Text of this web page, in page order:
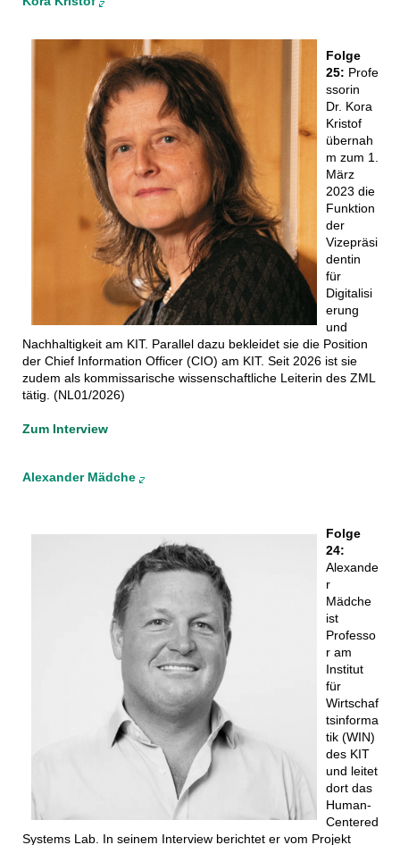
eine Anmeldung erforderlich.
Folge
25: Profe
ssorin
Dr. Kora
Kristof
übernah
m zum 1.
März
2023 die
Funktion
der
Vizepräsi
dentin
für
Digitalisi
erung
und
Nachhaltigkeit am KIT. Parallel dazu bekleidet sie die Position
der Chief Information Officer (CIO) am KIT. Seit 2026 ist sie
zudem als kommissarische wissenschaftliche Leiterin des ZML
tätig. (NL01/2026)
Zum Interview
Alexander Mädche
Folge
24:
Alexande
r
Mädche
ist
Professo
r am
Institut
für
Wirtschaf
tsinforma
tik (WIN)
des KIT
und leitet
dort das
Human-
Centered
Systems Lab. In seinem Interview berichtet er vom Projekt